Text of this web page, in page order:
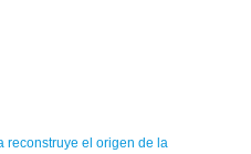
reconstruye el origen de la